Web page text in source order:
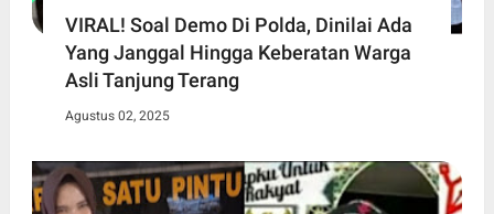
VIRAL! Soal Demo Di Polda, Dinilai Ada
Yang Janggal Hingga Keberatan Warga
Asli Tanjung Terang
Agustus 02, 2025